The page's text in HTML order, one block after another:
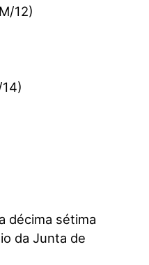
12)
décima sétima
da Junta de